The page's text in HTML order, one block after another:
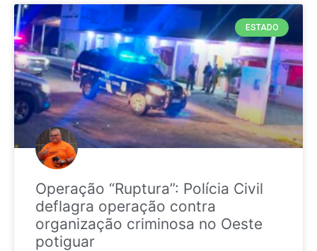
ESTADO
Operação “Ruptura”: Polícia Civil
deflagra operação contra
organização criminosa no Oeste
potiguar